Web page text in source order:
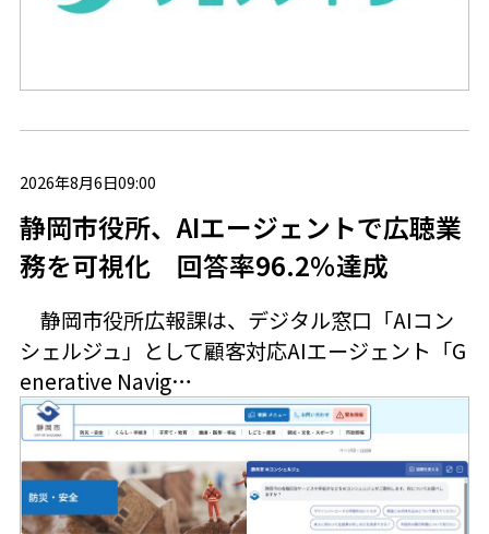
2026年8月6日09:00
静岡市役所、AIエージェントで広聴業
務を可視化 回答率96.2％達成
静岡市役所広報課は、デジタル窓口「AIコン
シェルジュ」として顧客対応AIエージェント「G
enerative Navig…